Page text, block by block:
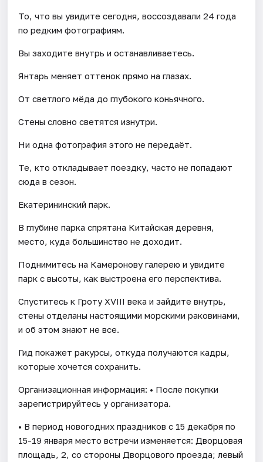
То, что вы увидите сегодня, воссоздавали 24 года
по редким фотографиям.
Вы заходите внутрь и останавливаетесь.
Янтарь меняет оттенок прямо на глазах.
От светлого мёда до глубокого коньячного.
Стены словно светятся изнутри.
Ни одна фотография этого не передаёт.
Те, кто откладывает поездку, часто не попадают
сюда в сезон.
Екатерининский парк.
В глубине парка спрятана Китайская деревня,
место, куда большинство не доходит.
Поднимитесь на Камеронову галерею и увидите
парк с высоты, как выстроена его перспектива.
Спуститесь к Гроту XVIII века и зайдите внутрь,
стены отделаны настоящими морскими раковинами,
и об этом знают не все.
Гид покажет ракурсы, откуда получаются кадры,
которые хочется сохранить.
Организационная информация: • После покупки
зарегистрируйтесь у организатора.
• В период новогодних праздников с 15 декабря по
15-19 января место встречи изменяется: Дворцовая
площадь, 2, со стороны Дворцового проезда; левый